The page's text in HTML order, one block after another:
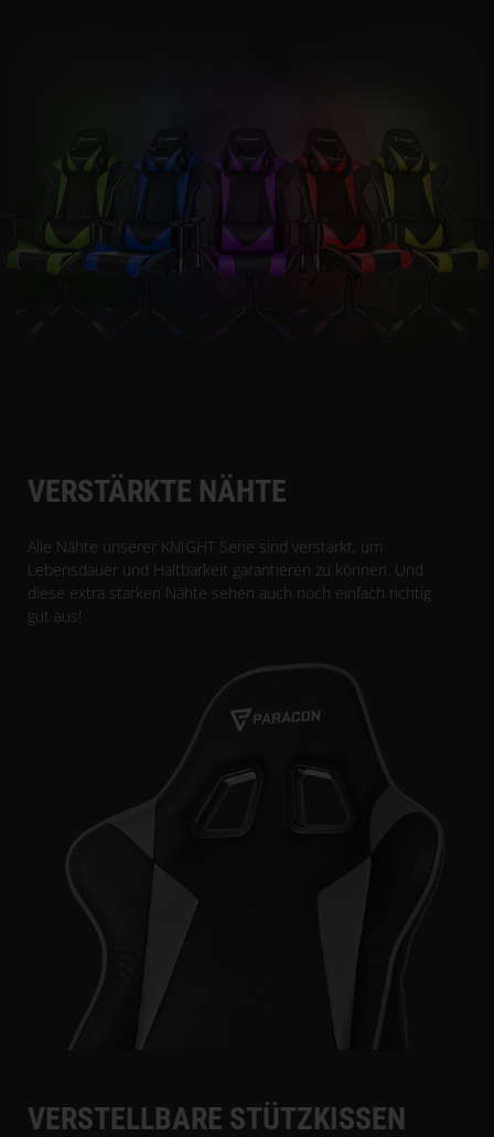
VERSTÄRKTE NÄHTE
Alle Nähte unserer KNIGHT Serie sind verstärkt, um
Lebensdauer und Haltbarkeit garantieren zu können. Und
diese extra starken Nähte sehen auch noch einfach richtig
gut aus!
VERSTELLBARE STÜTZKISSEN